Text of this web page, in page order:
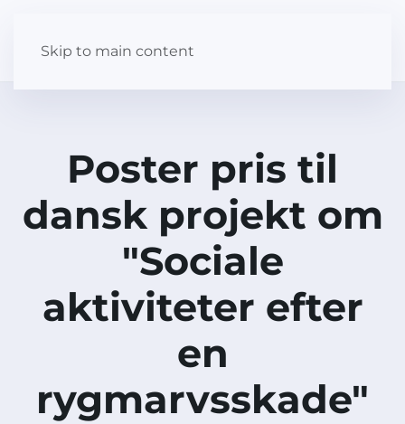
Skip to main content
Poster pris til
dansk projekt om
"Sociale
aktiviteter efter
en
rygmarvsskade"